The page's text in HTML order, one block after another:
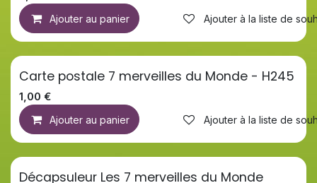
Ajouter au panier Ajouter à la liste de
Carte postale 7 merveilles du Monde - H245
1,00 €
Ajouter au panier Ajouter à la liste de
Décapsuleur Les 7 merveilles du Monde